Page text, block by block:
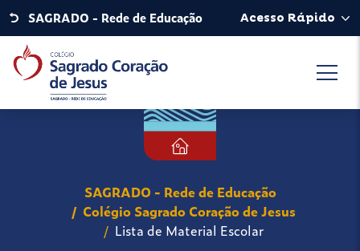
SAGRADO - Rede de Educação Acesso Rápido
SAGRADO - Rede de Educação
Colégio Sagrado Coração de Jesus
Lista de Material Escolar